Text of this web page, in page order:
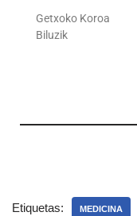
Getxoko Koroa
Biluzik
Etiquetas: MEDICINA